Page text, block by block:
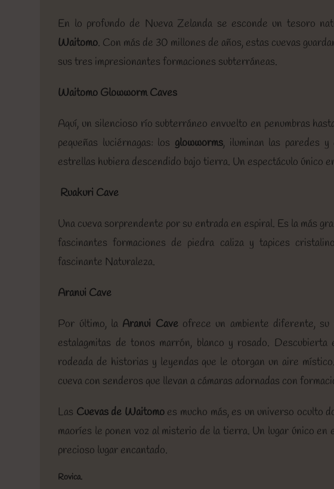
En lo profundo de Nueva Zelanda se esconde un tesoro
Waitomo. Con más de 30 millones de años, estas cuevas
sus tres impresionantes formaciones subterráneas.
Waitomo Glowworm Caves
Aquí, un silencioso río subterráneo envuelto en penumbras
pequeñas luciérnagas: los glowworms, iluminan las paredes
estrellas hubiera descendido bajo tierra. Un espectáculo único
Ruakuri Cave
Una cueva sorprendente por su entrada en espiral. Es la más
fascinantes formaciones de piedra caliza y tapices
fascinante Naturaleza.
Aranui Cave
Por último, la Aranui Caveofrece un ambiente diferente, su
estalagmitas de tonos marrón, blanco y rosado.
rodeada de historias y leyendas que le otorgan un aire
cueva con senderos que llevan a cámaras adornadas con
Las Cuevas de Waitomoes mucho más, es un universo oculto
maoríes le ponen voz al misterio de la tierra. Un lugar único en
precioso lugar encantado.
Rovica.